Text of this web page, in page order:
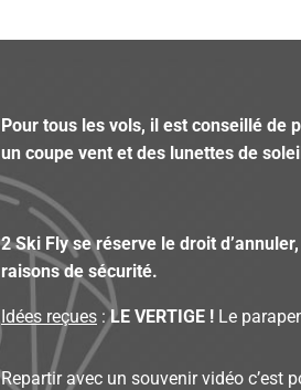
Pour tous les vols, il est conseillé de
un coupe vent et des lunettes de
2 Ski Fly se réserve le droit
raisons de sécurité.
Idées reçues :LE VERTIGE ! Le
Repartir avec un souvenir vidéo c’est